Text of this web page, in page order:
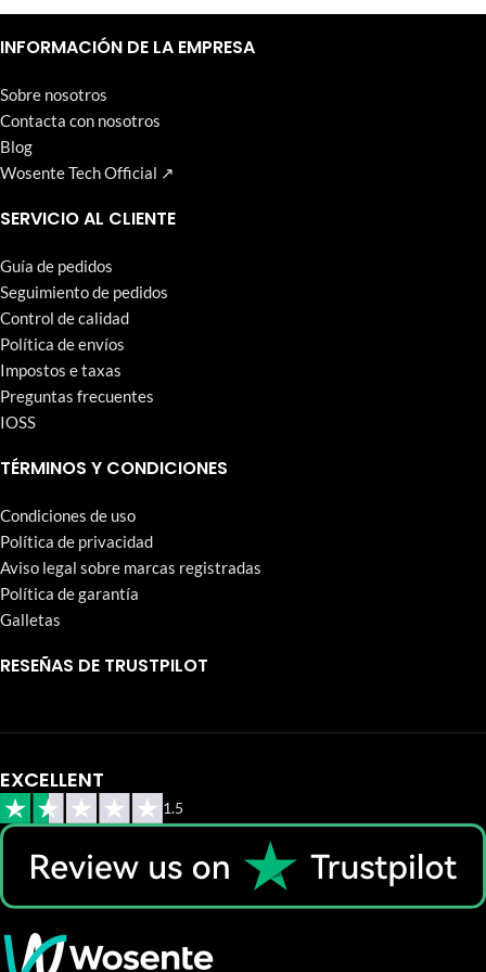
Un nivel alto y continuo de satisfacción del cliente es el objetivo
que Wosente-tech persigue incansablemente.
INFORMACIÓN DE LA EMPRESA
Sobre nosotros
Contacta con nosotros
Blog
Wosente Tech Official ↗
SERVICIO AL CLIENTE
Guía de pedidos
Seguimiento de pedidos
Control de calidad
Política de envíos
Impostos e taxas
Preguntas frecuentes
IOSS
TÉRMINOS Y CONDICIONES
Condiciones de uso
Política de privacidad
Aviso legal sobre marcas registradas
Política de garantía
Galletas
RESEÑAS DE TRUSTPILOT
EXCELLENT
1.5